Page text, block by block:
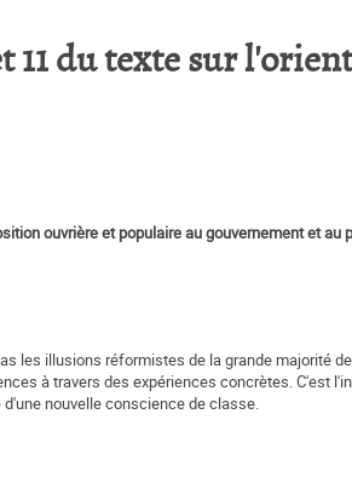
11 du texte sur
ouvrière et populaire au gouvernement et au
les illusions réformistes de la grande majorité
à travers des expériences concrètes. C'est
d'une nouvelle conscience de classe.